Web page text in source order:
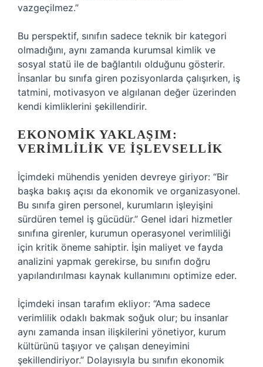
vazgeçilmez.”
Bu perspektif, sınıfın sadece teknik bir kategori
olmadığını, aynı zamanda kurumsal kimlik ve
sosyal statü ile de bağlantılı olduğunu gösterir.
İnsanlar bu sınıfa giren pozisyonlarda çalışırken, iş
tatmini, motivasyon ve algılanan değer üzerinden
kendi kimliklerini şekillendirir.
EKONOMIK YAKLAŞIM:
VERIMLILIK VE İŞLEVSELLIK
İçimdeki mühendis yeniden devreye giriyor: “Bir
başka bakış açısı da ekonomik ve organizasyonel.
Bu sınıfa giren personel, kurumların işleyişini
sürdüren temel iş gücüdür.” Genel idari hizmetler
sınıfına girenler, kurumun operasyonel verimliliği
için kritik öneme sahiptir. İşin maliyet ve fayda
analizini yapmak gerekirse, bu sınıfın doğru
yapılandırılması kaynak kullanımını optimize eder.
İçimdeki insan tarafım ekliyor: “Ama sadece
verimlilik odaklı bakmak soğuk olur; bu insanlar
aynı zamanda insan ilişkilerini yönetiyor, kurum
kültürünü taşıyor ve çalışan deneyimini
şekillendiriyor.” Dolayısıyla bu sınıfın ekonomik